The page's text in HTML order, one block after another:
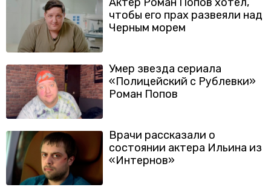
чтобы его прах развеяли над
Черным морем
Умер звезда сериала
«Полицейский с Рублевки»
Роман Попов
Врачи рассказали о
состоянии актера Ильина из
«Интернов»